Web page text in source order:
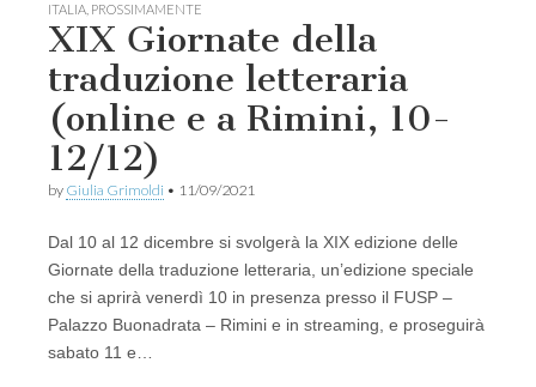
ITALIA PROSSIMAMENTE
XIX Giornate della
traduzione letteraria
(online e a Rimini, 10-
12/12)
by Giulia Grimoldi • 11/09/2021
Dal 10 al 12 dicembre si svolgerà la XIX edizione delle
Giornate della traduzione letteraria, un’edizione speciale
che si aprirà venerdì 10 in presenza presso il FUSP –
Palazzo Buonadrata – Rimini e in streaming, e proseguirà
sabato 11 e…